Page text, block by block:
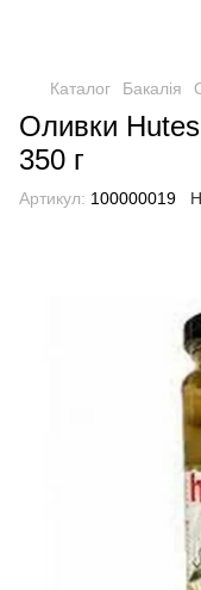
Каталог Бакалія
Оливки
350 г
Артикул: 100000019